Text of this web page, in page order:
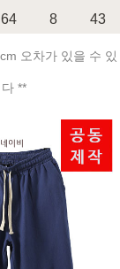
64 8 43
오차가 있을 수 있
**